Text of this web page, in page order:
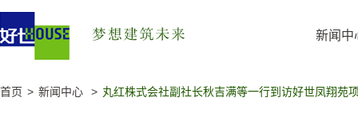
新闻中
首页 新闻中心 丸红株式会社副社长秋吉满等一行到访好世凤翔苑